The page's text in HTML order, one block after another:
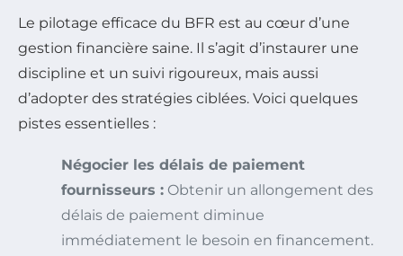
Le pilotage efficace du BFR est au cœur d’une
gestion financière saine. Il s’agit d’instaurer une
discipline et un suivi rigoureux, mais aussi
d’adopter des stratégies ciblées. Voici quelques
pistes essentielles :
Négocier les délais de paiement
fournisseurs : Obtenir un allongement des
délais de paiement diminue
immédiatement le besoin en financement.